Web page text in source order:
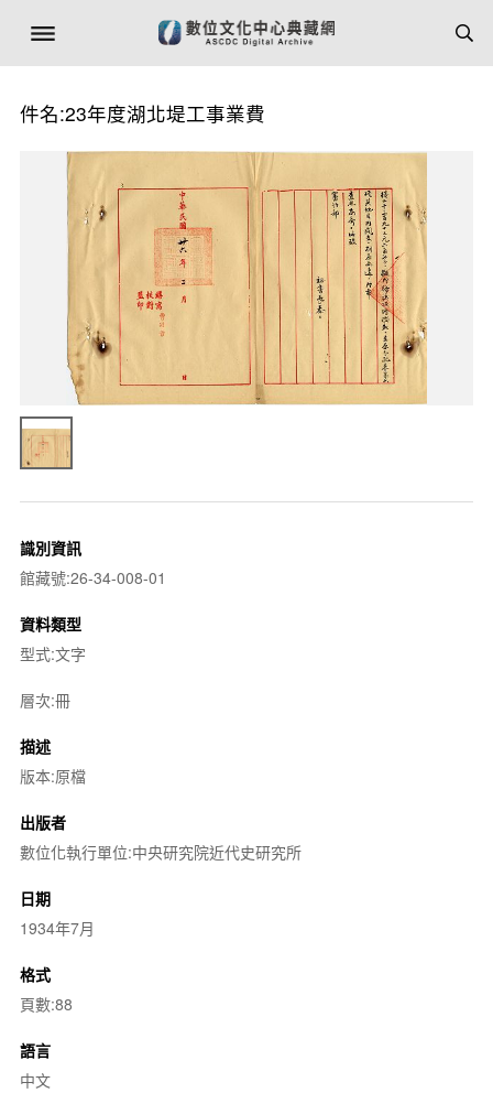
件名:23年度湖北堤工事業費
識別資訊
館藏號:26-34-008-01
資料類型
型式:文字
層次:冊
描述
版本:原檔
出版者
數位化執行單位:中央研究院近代史研究所
日期
1934年7月
格式
頁數:88
語言
中文